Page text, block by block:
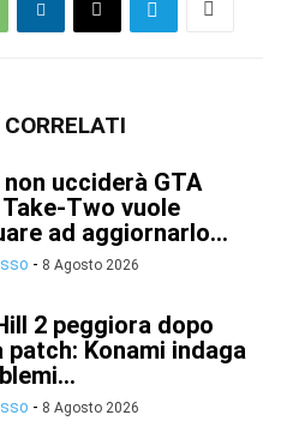
non ucciderà GTA
Take-Two vuole
ad aggiornarlo...
- 8 Agosto 2026
2 peggiora dopo
patch: Konami indaga
- 8 Agosto 2026